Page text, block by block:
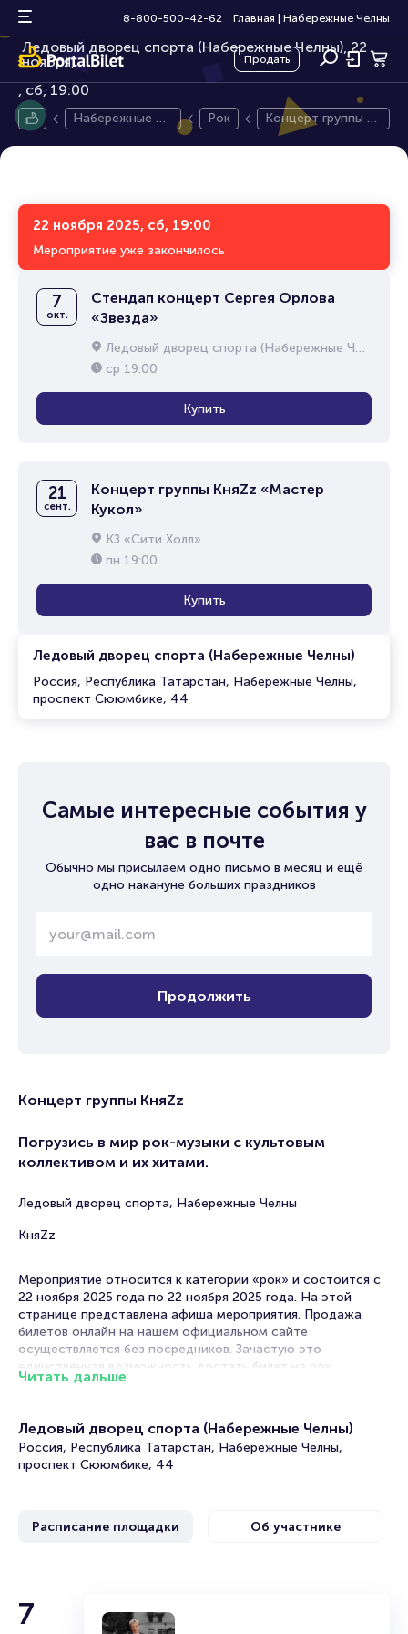
8-800-500-42-62 Главная Набережные Челны
Продать
Концерт группы КняZz
Ледовый дворец спорта (Набережные Челны), 22
ноября,
16+
сб, 19:00
Набережные Че
Рок
Концерт группы К
няZz
22 ноября 2025, сб, 19:00
Мероприятие уже закончилось
Ледовый дворец спорта (Набережные Челны)
Россия, Республика Татарстан, Набережные Челны,
проспект Сююмбике, 44
7
окт.
Стендап концерт Сергея Орлова
«Звезда»
Ледовый дворец спорта (Набережные Челны)
ср 19:00
Купить
21
сент.
Концерт группы КняZz «Мастер
Кукол»
КЗ «Сити Холл»
пн 19:00
Купить
Самые интересные события у
вас в почте
Обычно мы присылаем одно письмо в месяц и ещё
одно накануне больших праздников
Продолжить
Концерт группы КняZz
Погрузись в мир рок-музыки с культовым
коллективом и их хитами.
Ледовый дворец спорта, Набережные Челны
КняZz
Мероприятие относится к категории «рок» и состоится с
22 ноября 2025 года по 22 ноября 2025 года. На этой
странице представлена афиша мероприятия. Продажа
билетов онлайн на нашем официальном сайте
осуществляется без посредников. Зачастую это
единственная возможность достать билет на рок.
Portalbilet – удобный и надежный сервис для покупки и
продажи билетов на мероприятия разного формата.
Среднее время на покупку билета здесь начиная с выбора
концерт группы КняZz пользуются большой популярностью
Подробнее о том, как вернуть, сдать или продать билет
Читать дальше
Ледовый дворец спорта (Набережные Челны)
Россия, Республика Татарстан, Набережные Челны,
проспект Сююмбике, 44
Расписание площадки Об участнике
КняZz
7